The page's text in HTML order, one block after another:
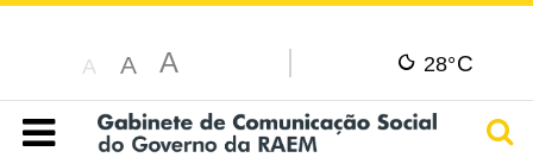
A A A 28°C